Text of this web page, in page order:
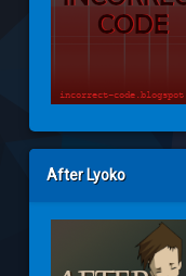
After Lyoko